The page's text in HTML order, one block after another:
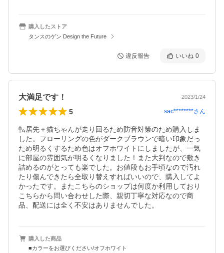
購入したストア
タンスのゲン Design the Future
違反報告 いいね 0
大満足です！ 2023/1/24
5 sac********さん
転居先＋猫ちゃんが走り回るため防音対策のため購入しま
した。フローリングの色がダークブラウンで暗い印象だっ
ため明るくするため色はオフホワイトにしましたが、一気
に部屋の雰囲気が明るくなりました！また大判なので敷き
詰めるのがとっても楽でした。お値段もお手頃なので汚れ
たり傷んできたら全取り替えすればいいので、購入してよ
かったです。またこちらのショップは何度か利用しており
こちらから問い合わせした際、親切丁寧な対応なので商
品、配送には全く不安はありませんでした。
購入した商品
■カラーをお選びください/オフホワイト